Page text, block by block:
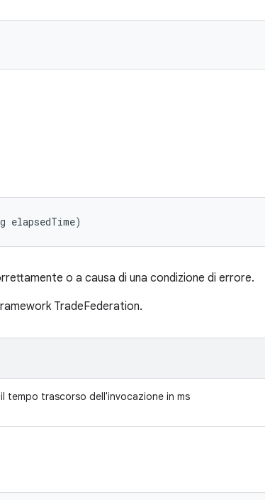
elapsedTime)
o a causa di una condizione di errore.
TradeFederation.
tempo trascorso dell'invocazione in ms